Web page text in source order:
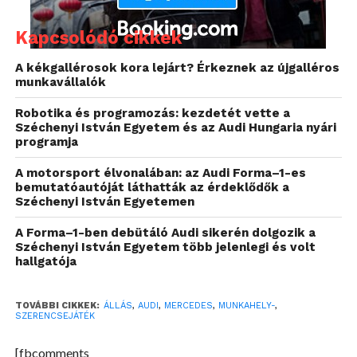
Bár a jól ismert vállalatokhoz szívesen mennének a
magyarok, mégis a legtöbb munkáltató számára
egyre nagyobb kihívást jelent a tehetséges kollégák
toborzása, illetve megtartása. „A Randstad
Workmonitor 2015-ös év végi adataiból kiderül, hogy a
munkavállalók 70 százaléka szerint a vállalatok
komoly munkaerőhiánnyal fognak szembenézni 2016-
ban, ráadásul ez a jelenség a versenyszféra minden
Hungary ügyvezető igazgatója az április 6-án tartott
díjátadó gálán. –
Kapcsolódó cikkek
A kékgallérosok kora lejárt? Érkeznek az újgalléros
munkavállalók
Robotika és programozás: kezdetét vette a
Széchenyi István Egyetem és az Audi Hungaria nyári
programja
A motorsport élvonalában: az Audi Forma–1-es
bemutatóautóját láthatták az érdeklődők a
Széchenyi István Egyetemen
A Forma–1-ben debütáló Audi sikerén dolgozik a
Széchenyi István Egyetem több jelenlegi és volt
hallgatója
TOVÁBBI CIKKEK: ÁLLÁS, AUDI , MERCEDES, MUNKAHELY-,
SZERENCSEJÁTÉK
[fbcomments